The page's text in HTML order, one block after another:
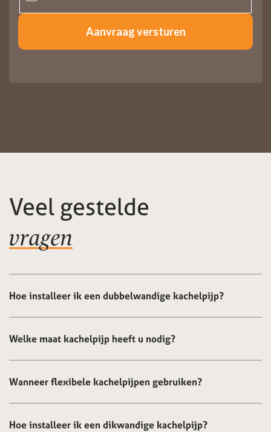
Veel gestelde
vragen
Hoe installeer ik een dubbelwandige kachelpijp?
Welke maat kachelpijp heeft u nodig?
Wanneer flexibele kachelpijpen gebruiken?
Hoe installeer ik een dikwandige kachelpijp?